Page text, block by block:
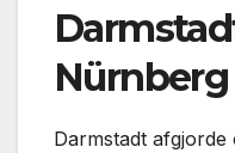
Nürnberg
Darmstadt